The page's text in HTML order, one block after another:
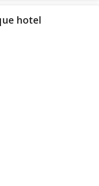
hotel